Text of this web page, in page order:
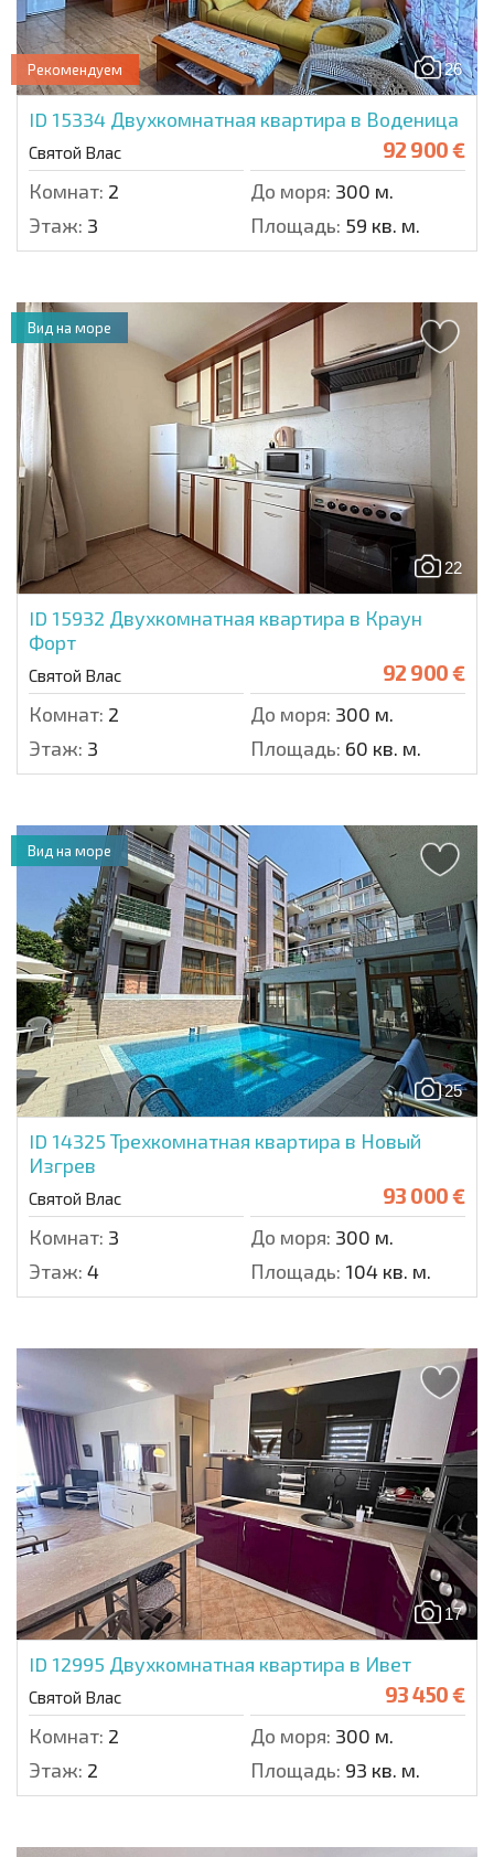
26
Рекомендуем
ID 15334 Двухкомнатная квартира в Воденица
Святой Влас 92 900 €
Комнат: 2 До моря: 300 м.
Этаж: 3 Площадь: 59 кв. м.
22
ID 15932 Двухкомнатная квартира в Краун
Форт
Святой Влас 92 900 €
Комнат: 2 До моря: 300 м.
Этаж: 3 Площадь: 60 кв. м.
Вид на море
25
ID 14325 Трехкомнатная квартира в Новый
Изгрев
Святой Влас 93 000 €
Комнат: 3 До моря: 300 м.
Этаж: 4 Площадь: 104 кв. м.
Вид на море
17
ID 12995 Двухкомнатная квартира в Ивет
Святой Влас 93 450 €
Комнат: 2 До моря: 300 м.
Этаж: 2 Площадь: 93 кв. м.